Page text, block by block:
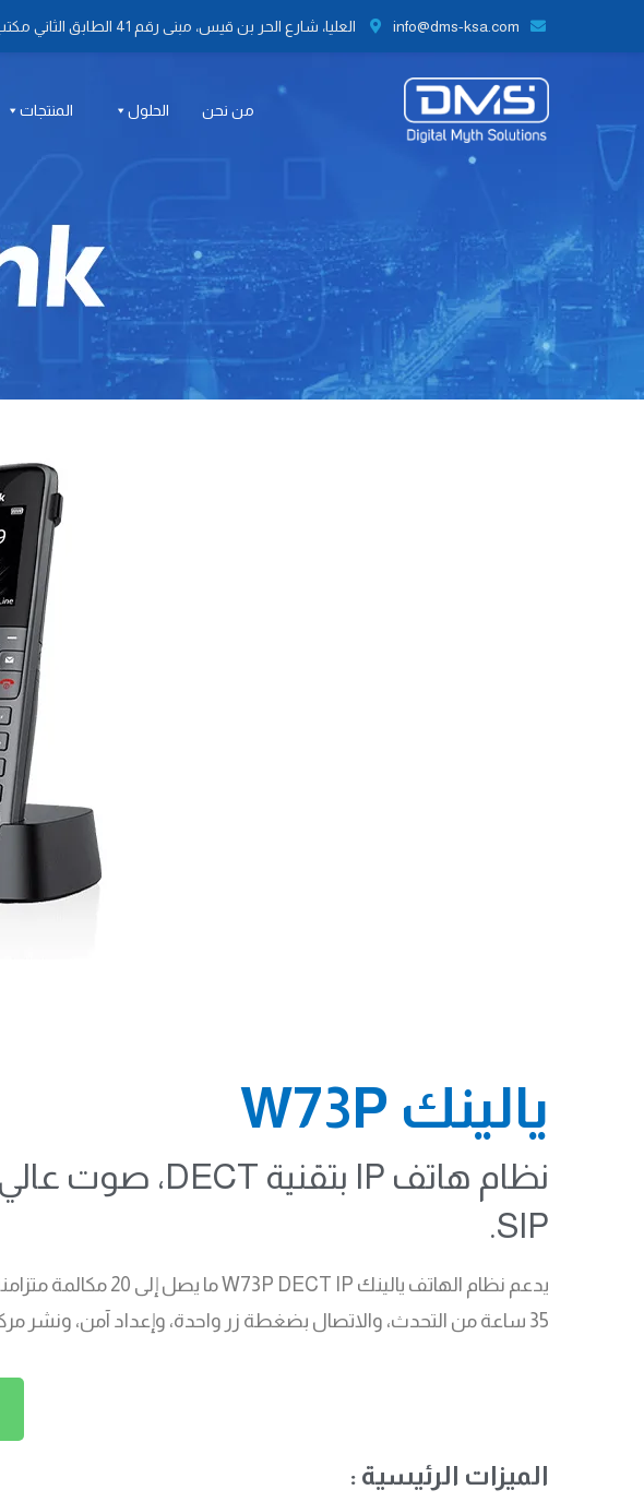
info@dms-ksa.com العليا، شارع الحر بن قيس، مبنى رقم 41 الطابق الثاني مكتب رقم 9، الرياض
من نحن الحلول المنتجات
يالينك W73P
SIP.
35 ساعة من التحدث، والاتصال بضغطة زر واحدة، وإعداد آمن، ونشر مركزي للشركات الصغيرة والمتوسطة.
الميزات الرئيسية :